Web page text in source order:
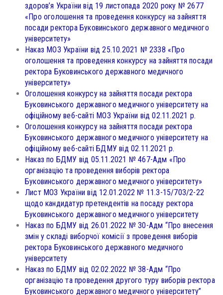
здоров’я України від 19 листопада 2020 року № 2677
«Про оголошення та проведення конкурсу на зайняття
посади ректора Буковинського державного медичного
університету»
Наказ МОЗ України від 25.10.2021 № 2338 «Про
оголошення та проведення конкурсу на зайняття посади
ректора Буковинського державного медичного
університету»
Оголошення конкурсу на зайняття посади ректора
Буковинського державного медичного університету на
офіційному веб-сайті МОЗ України від 02.11.2021 р.
Оголошення конкурсу на зайняття посади ректора
Буковинського державного медичного університету на
офіційному веб-сайті БДМУ від 02.11.2021 р.
Наказ по БДМУ від 05.11.2021 № 467-Адм «Про
організацію та проведення виборів ректора
Буковинського державного медичного університету»
Лист МОЗ України від 12.01.2022 № 11.3-15/703/2-22
щодо кандидатур претендентів на посаду ректора
Буковинського державного медичного університету
Наказ по БДМУ від 26.01.2022 № 30-Адм “Про внесення
змін у складі виборчої комісії з проведення виборів
ректора Буковинського державного медичного
університету
Наказ по БДМУ від 02.02.2022 № 38-Адм “Про
організацію та проведення другого туру виборів ректора
Буковинського державного медичного університету”